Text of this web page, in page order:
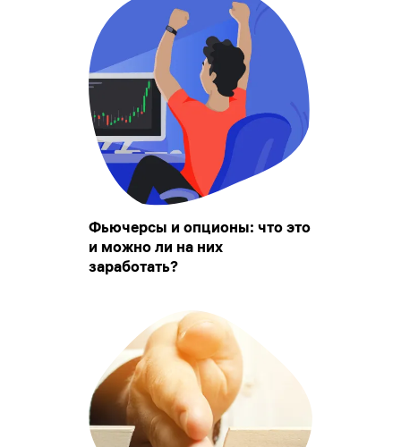
Фьючерсы и опционы: что это
и можно ли на них
заработать?